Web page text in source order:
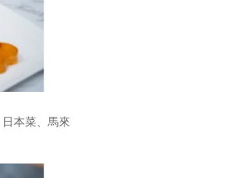
本菜、馬來